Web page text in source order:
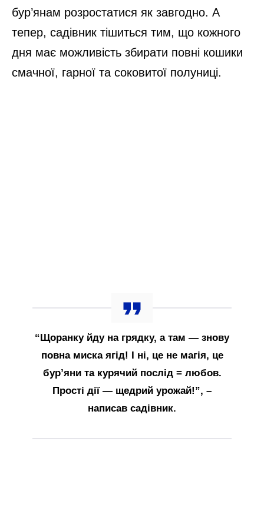
бур’янам розростатися як завгодно. А
тепер, садівник тішиться тим, що кожного
дня має можливість збирати повні кошики
смачної, гарної та соковитої полуниці.
“Щоранку йду на грядку, а там — знову
повна миска ягід! І ні, це не магія, це
бур’яни та курячий послід = любов.
Прості дії — щедрий урожай!”, –
написав садівник.